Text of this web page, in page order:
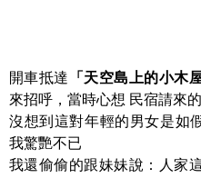
開車抵達 「天空島上的小木屋
來招呼，當時心想 民宿請來
沒想到這對年輕的男女是如
我驚艷不已
我還偷偷的跟妹妹說：人家